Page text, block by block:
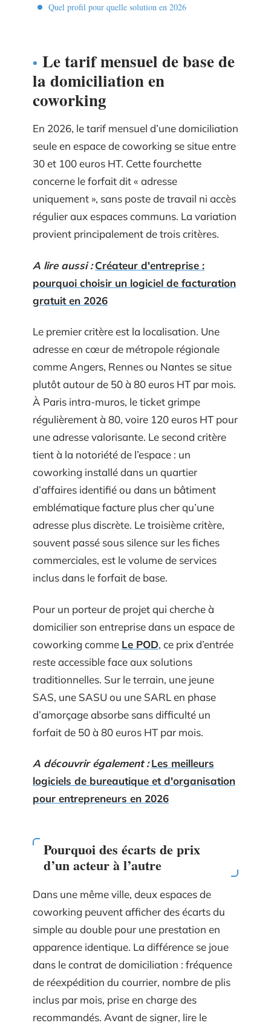
Quel profil pour quelle solution en 2026
Le tarif mensuel de base de
la domiciliation en
coworking
En 2026, le tarif mensuel d’une domiciliation
seule en espace de coworking se situe entre
30 et 100 euros HT. Cette fourchette
concerne le forfait dit « adresse
uniquement », sans poste de travail ni accès
régulier aux espaces communs. La variation
provient principalement de trois critères.
A lire aussi : Créateur d'entreprise :
pourquoi choisir un logiciel de facturation
gratuit en 2026
Le premier critère est la localisation. Une
adresse en cœur de métropole régionale
comme Angers, Rennes ou Nantes se situe
plutôt autour de 50 à 80 euros HT par mois.
À Paris intra-muros, le ticket grimpe
régulièrement à 80, voire 120 euros HT pour
une adresse valorisante. Le second critère
tient à la notoriété de l’espace : un
coworking installé dans un quartier
d’affaires identifié ou dans un bâtiment
emblématique facture plus cher qu’une
adresse plus discrète. Le troisième critère,
souvent passé sous silence sur les fiches
commerciales, est le volume de services
inclus dans le forfait de base.
Pour un porteur de projet qui cherche à
domicilier son entreprise dans un espace de
coworking comme Le POD, ce prix d’entrée
reste accessible face aux solutions
traditionnelles. Sur le terrain, une jeune
SAS, une SASU ou une SARL en phase
d’amorçage absorbe sans difficulté un
forfait de 50 à 80 euros HT par mois.
A découvrir également : Les meilleurs
logiciels de bureautique et d'organisation
pour entrepreneurs en 2026
Pourquoi des écarts de prix
d’un acteur à l’autre
Dans une même ville, deux espaces de
coworking peuvent afficher des écarts du
simple au double pour une prestation en
apparence identique. La différence se joue
dans le contrat de domiciliation : fréquence
de réexpédition du courrier, nombre de plis
inclus par mois, prise en charge des
recommandés. Avant de signer, lire le